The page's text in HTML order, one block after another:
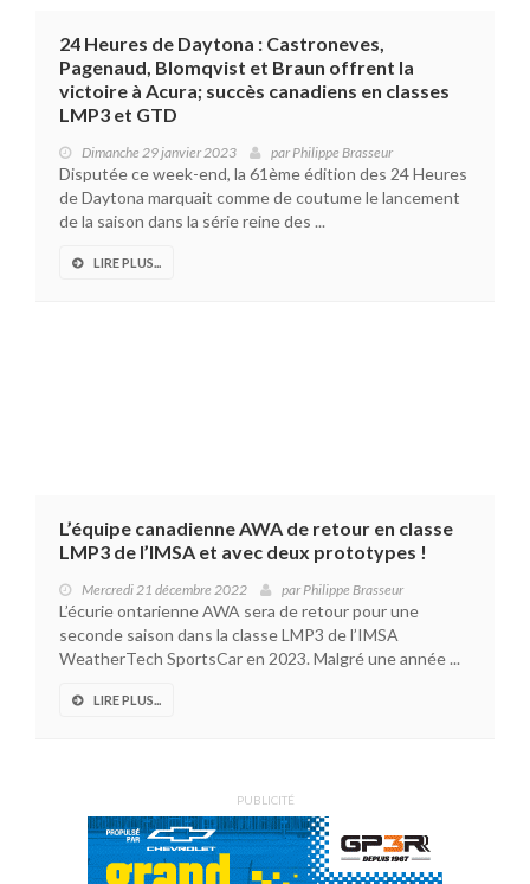
24 Heures de Daytona : Castroneves,
Pagenaud, Blomqvist et Braun offrent la
victoire à Acura; succès canadiens en classes
LMP3 et GTD
Dimanche 29 janvier 2023 parPhilippe Brasseur
Disputée ce week-end, la 61ème édition des 24 Heures
de Daytona marquait comme de coutume le lancement
de la saison dans la série reine des ...
LIRE PLUS...
L’équipe canadienne AWA de retour en classe
LMP3 de l’IMSA et avec deux prototypes !
Mercredi 21 décembre 2022 parPhilippe Brasseur
L’écurie ontarienne AWA sera de retour pour une
seconde saison dans la classe LMP3 de l’IMSA
WeatherTech SportsCar en 2023. Malgré une année ...
LIRE PLUS...
PUBLICITÉ